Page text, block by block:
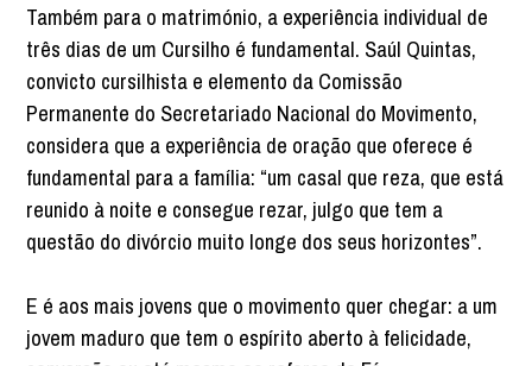
Também para o matrimónio, a experiência individual de
três dias de um Cursilho é fundamental. Saúl Quintas,
convicto cursilhista e elemento da Comissão
Permanente do Secretariado Nacional do Movimento,
considera que a experiência de oração que oferece é
fundamental para a família: “um casal que reza, que está
reunido à noite e consegue rezar, julgo que tem a
questão do divórcio muito longe dos seus horizontes”.
E é aos mais jovens que o movimento quer chegar: a um
jovem maduro que tem o espírito aberto à felicidade,